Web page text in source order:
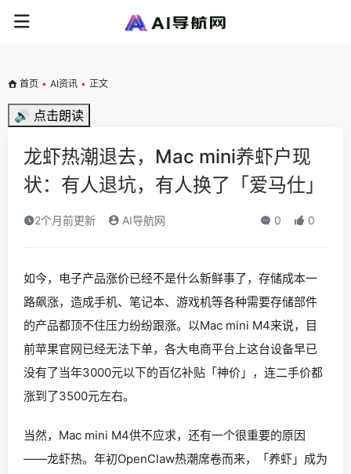
首页 • AI资讯 • 正文
🔊 点击朗读
龙虾热潮退去，Mac mini养虾户现
状：有人退坑，有人换了「爱马仕」
2个月前更新 AI导航网 0 0
如今，电子产品涨价已经不是什么新鲜事了，存储成本一
路飙涨，造成手机、笔记本、游戏机等各种需要存储部件
的产品都顶不住压力纷纷跟涨。以Mac mini M4来说，目
前苹果官网已经无法下单，各大电商平台上这台设备早已
没有了当年3000元以下的百亿补贴「神价」，连二手价都
涨到了3500元左右。
当然，Mac mini M4供不应求，还有一个很重要的原因
——龙虾热。年初OpenClaw热潮席卷而来，「养虾」成为